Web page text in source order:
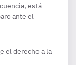
está
ante el
el derecho a la